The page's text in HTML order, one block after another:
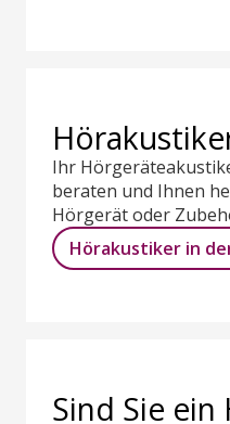
Ihr
beraten und Ihnen
Hörgerät oder
Hörakustiker in
Sind Sie